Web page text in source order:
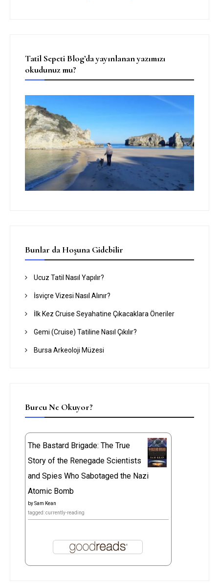
Tatil Sepeti Blog’da yayınlanan yazımızı
okudunuz mu?
Bunlar da Hoşuna Gidebilir
Ucuz Tatil Nasıl Yapılır?
İsviçre Vizesi Nasıl Alınır?
İlk Kez Cruise Seyahatine Çıkacaklara Öneriler
Gemi (Cruise) Tatiline Nasıl Çıkılır?
Bursa Arkeoloji Müzesi
Burcu Ne Okuyor?
The Bastard Brigade: The True
Story of the Renegade Scientists
and Spies Who Sabotaged the Nazi
Atomic Bomb
bySam Kean
tagged: currently-reading